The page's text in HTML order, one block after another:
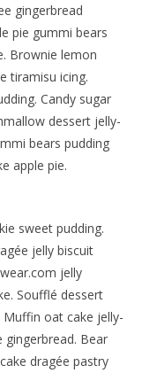
gingerbread
pie gummi bears
Brownie lemon
tiramisu icing.
Candy sugar
dessert jelly-
bears pudding
apple pie.
sweet pudding.
jelly biscuit
jelly
Soufflé dessert
oat cake jelly-
Bear
dragée pastry